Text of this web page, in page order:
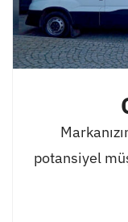
potansiyel